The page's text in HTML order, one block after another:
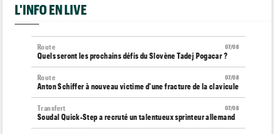
L'INFO EN LIVE
07/08
Route
Quels seront les prochains défis du Slovène Tadej Pogacar ?
07/08
Route
Anton Schiffer à nouveau victime d'une fracture de la clavicule
07/08
Transfert
Soudal Quick-Step a recruté un talentueux sprinteur allemand